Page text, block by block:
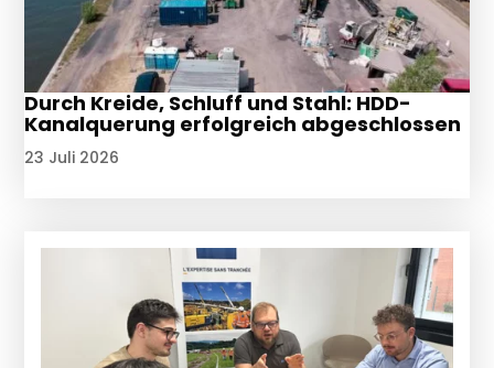
Durch Kreide, Schluff und Stahl: HDD-
Kanalquerung erfolgreich abgeschlossen
23 Juli 2026